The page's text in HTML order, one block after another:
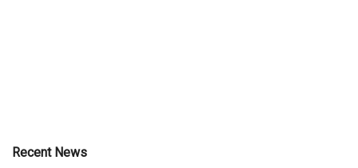
Recent News